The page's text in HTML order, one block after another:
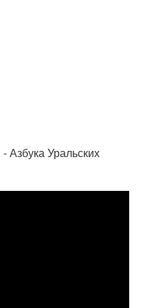
Азбука Уральских